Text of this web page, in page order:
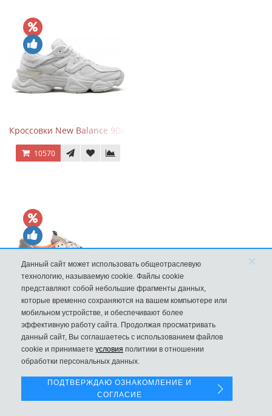
Кроссовки New Balance 9060 Triple White
10570
New Balance 997H Cordura Marblehead с желтой и голубой
8970
Данный сайт может использовать общеотраслевую
технологию, называемую cookie. Файлы cookie
представляют собой небольшие фрагменты данных,
которые временно сохраняются на вашем компьютере или
мобильном устройстве, и обеспечивают более
эффективную работу сайта. Продолжая просматривать
данный сайт, Вы соглашаетесь с использованием файлов
cookie и принимаете условия политики в отношении
обработки персональных данных.
×
ПОДТВЕРЖДАЮ ОЗНАКОМЛЕНИЕ И
СОГЛАСИЕ